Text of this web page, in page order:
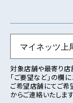
対象店舗や最寄り店
「ご要望など」の欄
ご希望店舗にてご希
からご連絡いたします